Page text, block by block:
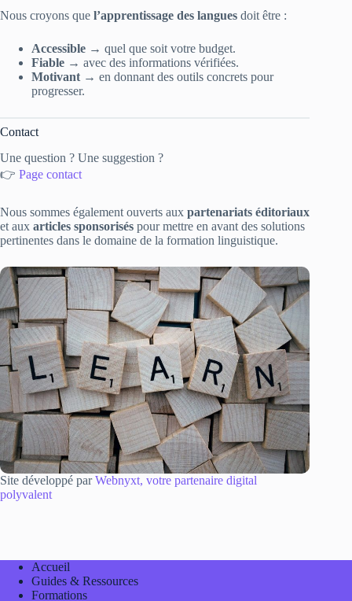
Nous croyons que l’apprentissage des langues doit être :
Accessible → quel que soit votre budget.
Fiable → avec des informations vérifiées.
Motivant → en donnant des outils concrets pour
progresser.
Contact
Une question ? Une suggestion ?
👉 Page contact
Nous sommes également ouverts aux partenariats éditoriaux
et aux articles sponsorisés pour mettre en avant des solutions
pertinentes dans le domaine de la formation linguistique.
Site développé parWebnyxt, votre partenaire digital
polyvalent
Accueil
Guides & Ressources
Formations